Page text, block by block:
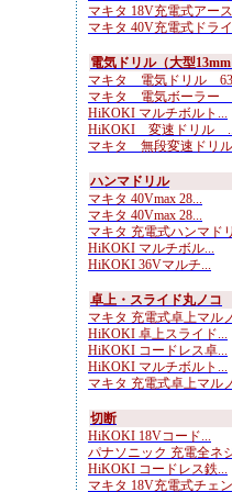
マキタ 18V充電式アー
マキタ 40V充電式ドラ
電気ドリル（大型13mm
マキタ 電気ドリル
マキタ 電気ボーラー
HiKOKI マルチボルト...
HiKOKI 変速ドリル
マキタ 無段変速ドリ
ハンマドリル
マキタ 40Vmax 28...
マキタ 40Vmax 28...
マキタ 充電式ハンマド
HiKOKI マルチボル...
HiKOKI 36Vマルチ...
卓上・スライド丸ノコ
マキタ 充電式卓上マル
HiKOKI 卓上スライド...
HiKOKI コードレス卓...
HiKOKI マルチボルト...
マキタ 充電式卓上マル
切断
HiKOKI 18Vコード...
パナソニック 充電全ネ
HiKOKI コードレス鉄...
マキタ 18V充電式チェ